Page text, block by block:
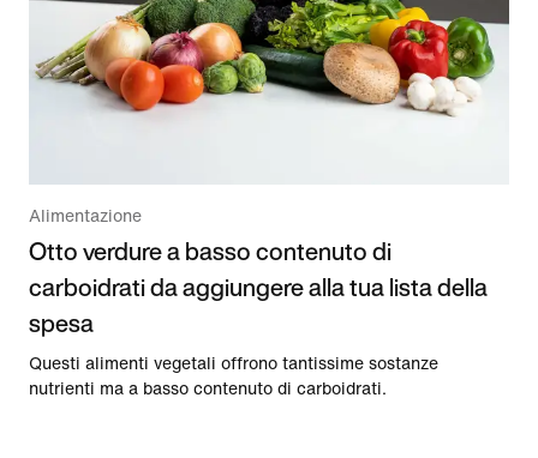
Alimentazione
Otto verdure a basso contenuto di
carboidrati da aggiungere alla tua lista della
spesa
Questi alimenti vegetali offrono tantissime sostanze
nutrienti ma a basso contenuto di carboidrati.